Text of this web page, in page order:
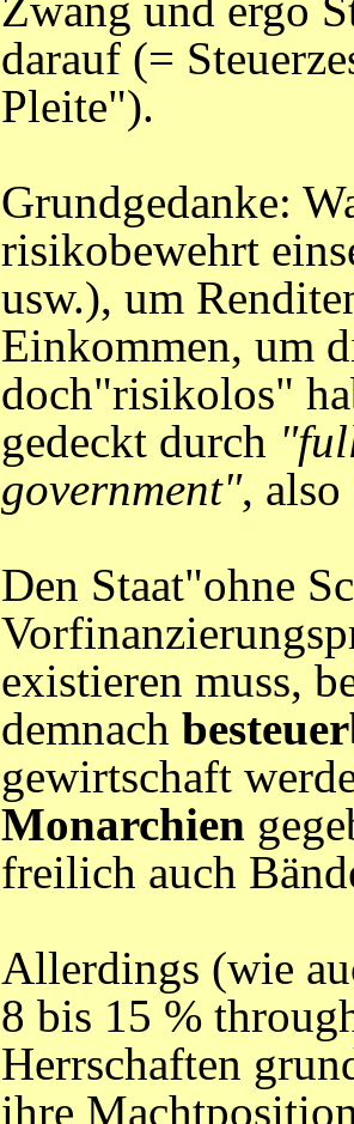
darauf (=
Pleite").
Grundgedanke:
risikobewehrt
usw.), um
Einkommen, um
doch"risikolos"
gedeckt durch
government", also
Den Staat"ohne
existieren muss,
demnach
gewirtschaft
Monarchien
freilich auch
Allerdings (wie
8 bis 15 %
Herrschaften
ihre